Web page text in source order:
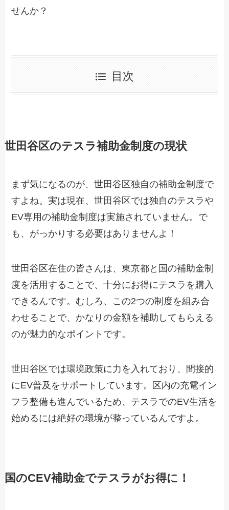
せんか？
目次
世田谷区のテスラ補助金制度の現状
まず気になるのが、世田谷区独自の補助金制度で
すよね。実は現在、世田谷区では独自のテスラや
EV専用の補助金制度は実施されていません。で
も、がっかりする必要はありませんよ！
世田谷区在住の皆さんは、東京都と国の補助金制
度を活用することで、十分にお得にテスラを購入
できるんです。むしろ、この2つの制度を組み合
わせることで、かなりの金額を補助してもらえる
のが魅力的なポイントです。
世田谷区では環境政策に力を入れており、間接的
にEV普及をサポートしています。区内の充電イン
フラ整備も進んでいるため、テスラでのEV生活を
始めるには絶好の環境が整っているんですよ。
国のCEV補助金でテスラがお得に！